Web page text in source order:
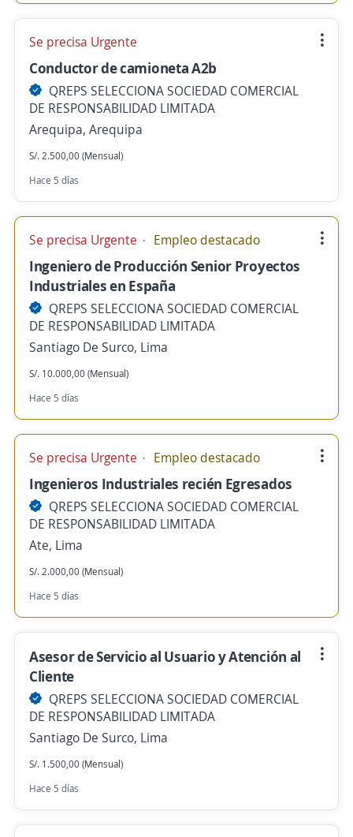
Se precisa Urgente
Conductor de camioneta A2b
QREPS SELECCIONA SOCIEDAD COMERCIAL
DE RESPONSABILIDAD LIMITADA
Arequipa, Arequipa
S/. 2.500,00 (Mensual)
Hace 5 días
Se precisa Urgente Empleo destacado
Ingeniero de Producción Senior Proyectos
Industriales en España
QREPS SELECCIONA SOCIEDAD COMERCIAL
DE RESPONSABILIDAD LIMITADA
Santiago De Surco, Lima
S/. 10.000,00 (Mensual)
Hace 5 días
Se precisa Urgente Empleo destacado
Ingenieros Industriales recién Egresados
QREPS SELECCIONA SOCIEDAD COMERCIAL
DE RESPONSABILIDAD LIMITADA
Ate, Lima
S/. 2.000,00 (Mensual)
Hace 5 días
Asesor de Servicio al Usuario y Atención al
Cliente
QREPS SELECCIONA SOCIEDAD COMERCIAL
DE RESPONSABILIDAD LIMITADA
Santiago De Surco, Lima
S/. 1.500,00 (Mensual)
Hace 5 días